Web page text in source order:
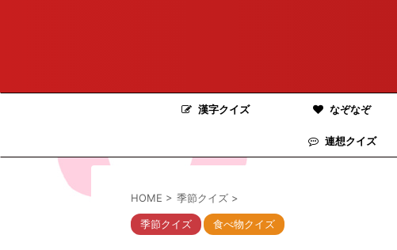
漢字クイズ なぞなぞ
連想クイズ
HOME > 季節クイズ >
季節クイズ 食べ物クイズ